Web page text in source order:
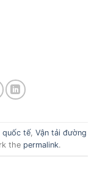
quốc tế Vận tải đường
the permalink.